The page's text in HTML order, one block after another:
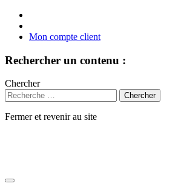
Mon compte client
Rechercher un contenu :
Chercher
Fermer et revenir au site